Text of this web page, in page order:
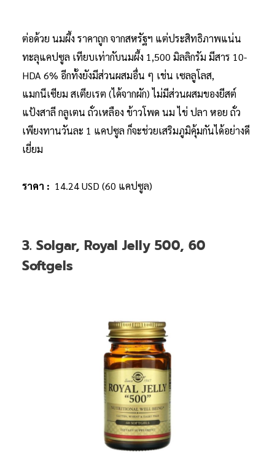
ต่อด้วย นมผึ้ง ราคาถูก จากสหรัฐฯ แต่ประสิทธิภาพแน่น
ทะลุแคปซูล เทียบเท่ากับนมผึ้ง 1,500 มิลลิกรัม มีสาร 10-
HDA 6% อีกทั้งยังมีส่วนผสมอื่น ๆ เช่น เซลลูโลส,
แมกนีเซียม สเตียเรต (ได้จากผัก) ไม่มีส่วนผสมของยีสต์
แป้งสาลี กลูเตน ถั่วเหลือง ข้าวโพด นม ไข่ ปลา หอย ถั่ว
เพียงทานวันละ 1 แคปซูล ก็จะช่วยเสริมภูมิคุ้มกันได้อย่างดี
เยี่ยม
ราคา : 14.24 USD (60 แคปซูล)
3. Solgar, Royal Jelly 500, 60
Softgels